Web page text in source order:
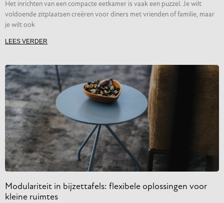
Het inrichten van een compacte eetkamer is vaak een puzzel. Je wilt
voldoende zitplaatsen creëren voor diners met vrienden of familie, maar
je wilt ook
LEES VERDER
Modulariteit in bijzettafels: flexibele oplossingen voor
kleine ruimtes